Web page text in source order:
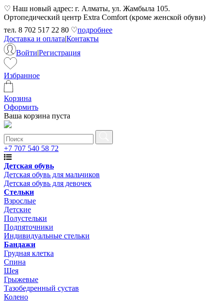
♡ Наш новый адрес: г. Алматы, ул. Жамбыла 105.
Ортопедический центр Extra Comfort (кроме женской обуви)
тел. 8 702 517 22 80 ♡подробнее
Доставка и оплата|Контакты
Войти|Регистрация
Избранное
Корзина
Оформить
Ваша корзина пуста
+7 707 540 58 72
Детская обувь
Детская обувь для мальчиков
Детская обувь для девочек
Стельки
Взрослые
Детские
Полустельки
Подпяточники
Индивидуальные стельки
Бандажи
Грудная клетка
Спина
Шея
Грыжевые
Тазобедренный сустав
Колено